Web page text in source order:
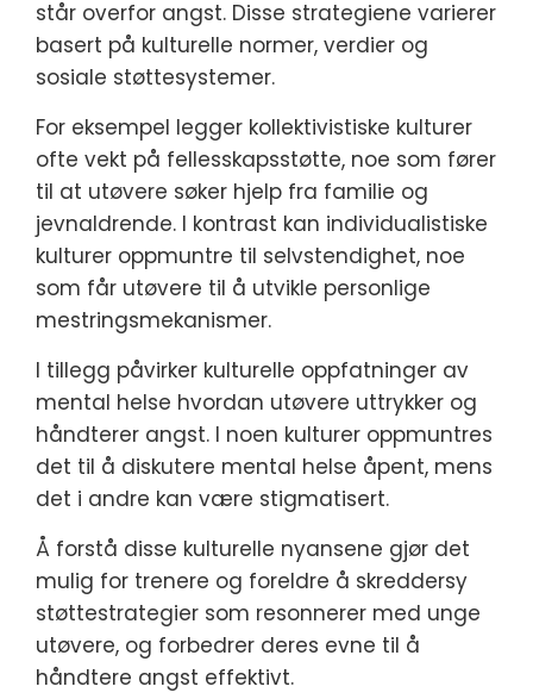
står overfor angst. Disse strategiene varierer
basert på kulturelle normer, verdier og
sosiale støttesystemer.
For eksempel legger kollektivistiske kulturer
ofte vekt på fellesskapsstøtte, noe som fører
til at utøvere søker hjelp fra familie og
jevnaldrende. I kontrast kan individualistiske
kulturer oppmuntre til selvstendighet, noe
som får utøvere til å utvikle personlige
mestringsmekanismer.
I tillegg påvirker kulturelle oppfatninger av
mental helse hvordan utøvere uttrykker og
håndterer angst. I noen kulturer oppmuntres
det til å diskutere mental helse åpent, mens
det i andre kan være stigmatisert.
Å forstå disse kulturelle nyansene gjør det
mulig for trenere og foreldre å skreddersy
støttestrategier som resonnerer med unge
utøvere, og forbedrer deres evne til å
håndtere angst effektivt.